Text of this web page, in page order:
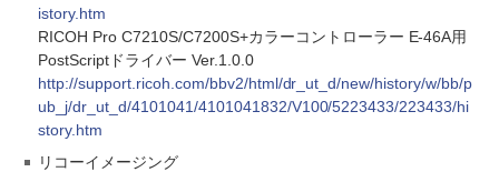
istory.htm
RICOH Pro C7210S/C7200S+カラーコントローラー E-46A用
PostScriptドライバー Ver.1.0.0
http://support.ricoh.com/bbv2/html/dr_ut_d/new/history/w/bb/p
ub_j/dr_ut_d/4101041/4101041832/V100/5223433/223433/hi
story.htm
リコーイメージング